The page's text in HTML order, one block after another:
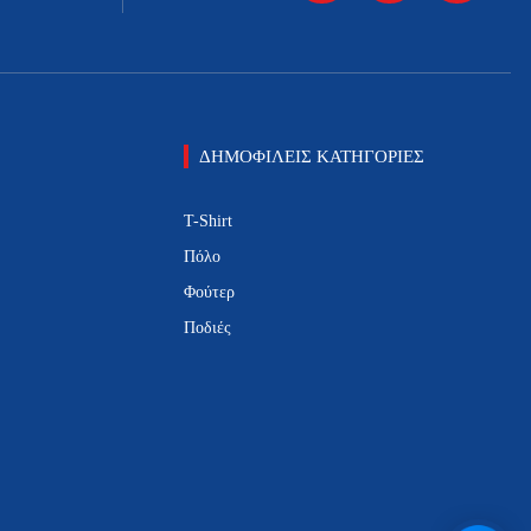
ΔΗΜΟΦΙΛΕΙΣ ΚΑΤΗΓΟΡΙΕΣ
T-Shirt
Πόλο
Φούτερ
Ποδιές